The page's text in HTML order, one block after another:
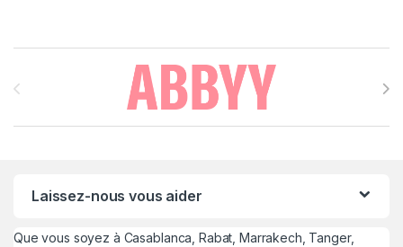
Brands Carousel
Laissez-nous vous aider
Que vous soyez à Casablanca, Rabat, Marrakech, Tanger,